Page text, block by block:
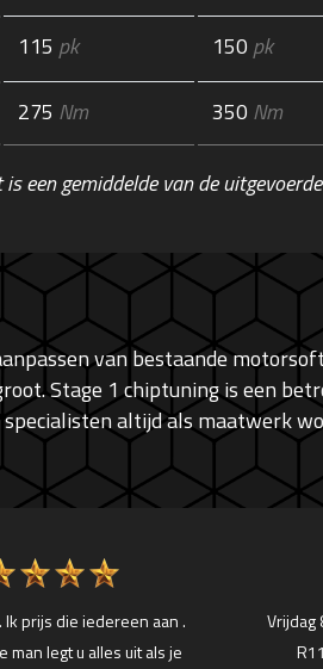
115 pk 150 pk
275 Nm 350 Nm
een gemiddelde van de
van bestaande
Stage 1 chiptuning is een
altijd als maatwerk
prijs die iedereen aan .
man legt u alles uit als je
Vrijdag